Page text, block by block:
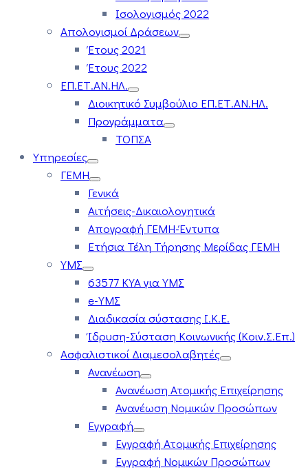
Ισολογισμός 2022
Απολογισμοί Δράσεων
Έτους 2021
Έτους 2022
ΕΠ.ΕΤ.ΑΝ.ΗΛ.
Διοικητικό Συμβούλιο ΕΠ.ΕΤ.ΑΝ.ΗΛ.
Προγράμματα
ΤΟΠΣΑ
Υπηρεσίες
ΓΕΜΗ
Γενικά
Αιτήσεις-Δικαιολογητικά
Απογραφή ΓΕΜΗ-Έντυπα
Ετήσια Τέλη Τήρησης Μερίδας ΓΕΜΗ
ΥΜΣ
63577 ΚΥΑ για ΥΜΣ
e-ΥΜΣ
Διαδικασία σύστασης Ι.Κ.Ε.
Ίδρυση-Σύσταση Κοινωνικής (Κοιν.Σ.Επ.)
Ασφαλιστικοί Διαμεσολαβητές
Ανανέωση
Ανανέωση Ατομικής Επιχείρησης
Ανανέωση Νομικών Προσώπων
Εγγραφή
Εγγραφή Ατομικής Επιχείρησης
Εγγραφή Νομικών Προσώπων